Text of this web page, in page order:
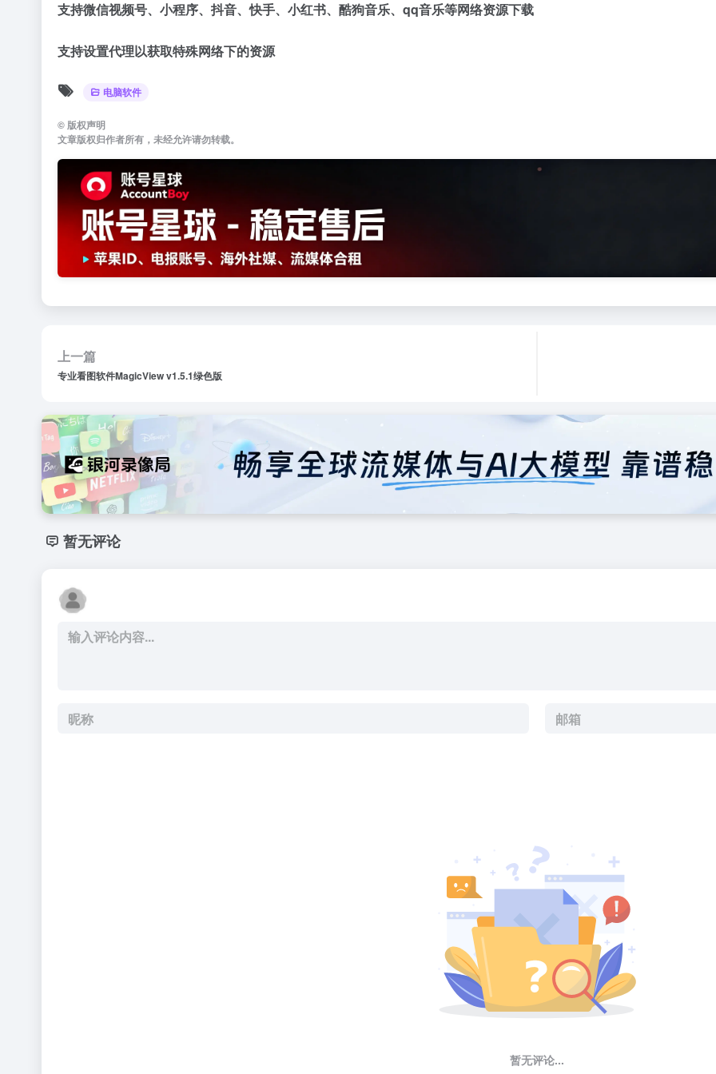
支持微信视频号、小程序、抖音、快手、小红书、酷狗音乐、qq音乐等网络资源下载
支持设置代理以获取特殊网络下的资源
电脑软件
©版权声明
文章版权归作者所有，未经允许请勿转载。
上一篇
专业看图软件MagicView v1.5.1绿色版
暂无评论
暂无评论...